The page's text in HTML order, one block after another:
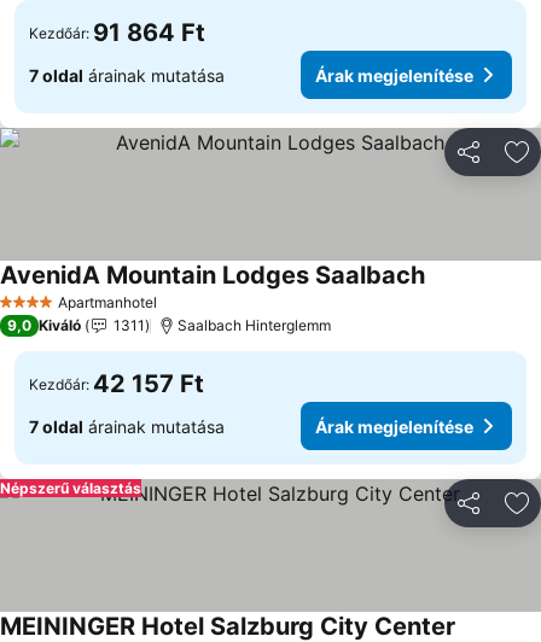
Kezdőár: 91 864 Ft
7 oldal árainak mutatása Árak megjelenítése
4 KategóriaApartmanhotel
AvenidA Mountain Lodges Saalbach
9,0 Kiváló 1311 Saalbach Hinterglemm
Kezdőár: 42 157 Ft
7 oldal árainak mutatása Árak megjelenítése
Népszerű választás
MEININGER Hotel Salzburg City Center